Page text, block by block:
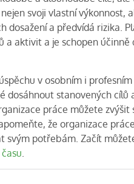
svoji vlastní výkonnost,
a předvídá rizika.
a aktivit a je schopen
v osobním i
dosáhnout stanovených cílů
práce můžete zvýšit
že organizace
svým potřebám. Začít